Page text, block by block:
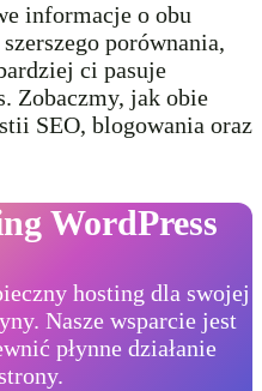
informacje o obu
porównania,
ci pasuje
Zobaczmy, jak obie
SEO, blogowania oraz
WordPress
hosting dla swojej
Nasze wsparcie jest
płynne działanie